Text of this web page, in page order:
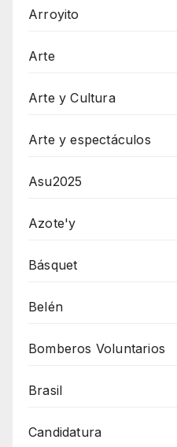
Arroyito
Arte
Arte y Cultura
Arte y espectáculos
Asu2025
Azote'y
Básquet
Belén
Bomberos Voluntarios
Brasil
Candidatura